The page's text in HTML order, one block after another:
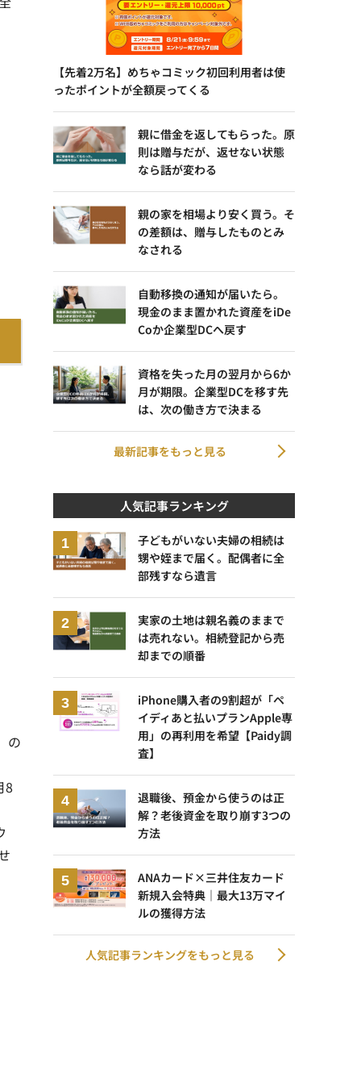
の
8
【先着2万名】めちゃコミック初回利用者は使
ったポイントが全額戻ってくる
親に借金を返してもらった。原
則は贈与だが、返せない状態
なら話が変わる
親の家を相場より安く買う。そ
の差額は、贈与したものとみ
なされる
自動移換の通知が届いたら。
現金のまま置かれた資産をiDe
Coか企業型DCへ戻す
資格を失った月の翌月から6か
月が期限。企業型DCを移す先
は、次の働き方で決まる
最新記事をもっと見る
人気記事ランキング
子どもがいない夫婦の相続は
甥や姪まで届く。配偶者に全
部残すなら遺言
実家の土地は親名義のままで
は売れない。相続登記から売
却までの順番
iPhone購入者の9割超が「ペ
イディあと払いプランApple専
用」の再利用を希望【Paidy調
査】
退職後、預金から使うのは正
解？老後資金を取り崩す3つの
方法
ANAカード×三井住友カード
新規入会特典｜最大13万マイ
ルの獲得方法
人気記事ランキングをもっと見る